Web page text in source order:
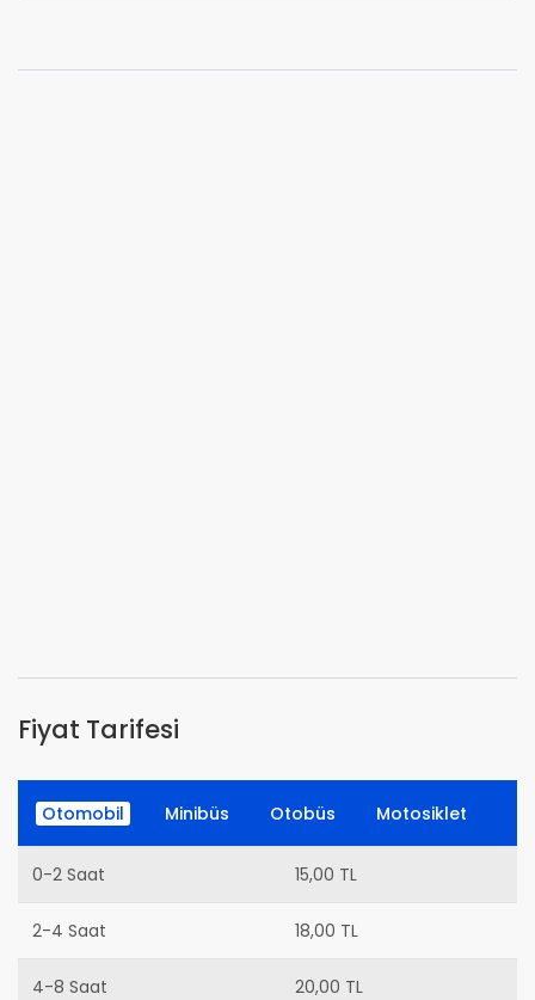
Fiyat Tarifesi
Otomobil Minibüs Otobüs Motosiklet
0-2 Saat 15,00 TL
2-4 Saat 18,00 TL
4-8 Saat 20,00 TL